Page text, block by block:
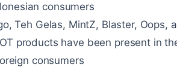
consumers
Teh Gelas, MintZ, Blaster, Oops,
products have been present in
consumers